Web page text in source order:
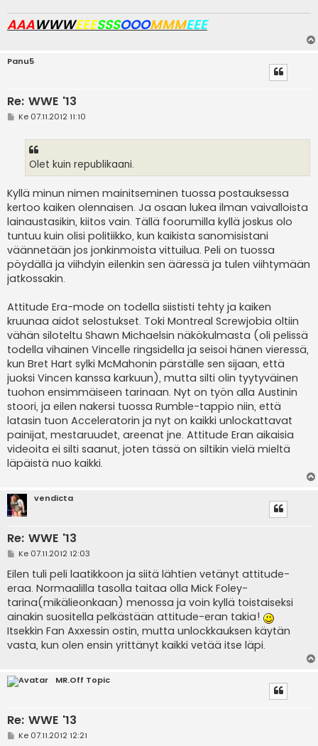
AAAWWWEEESSSOOOMMMEEE
Panu5
Re: WWE '13
VKe 07.11.2012 11:10
Olet kuin republikaani.
Kyllä minun nimen mainitseminen tuossa postauksessa
kertoo kaiken olennaisen. Ja osaan lukea ilman vaivalloista
lainaustasikin, kiitos vain. Tällä foorumilla kyllä joskus olo
tuntuu kuin olisi politiikko, kun kaikista sanomisistani
väännetään jos jonkinmoista vittuilua. Peli on tuossa
pöydällä ja viihdyin eilenkin sen ääressä ja tulen viihtymään
jatkossakin.
Attitude Era-mode on todella siististi tehty ja kaiken
kruunaa aidot selostukset. Toki Montreal Screwjobia oltiin
vähän siloteltu Shawn Michaelsin näkökulmasta (oli pelissä
todella vihainen Vincelle ringsidella ja seisoi hänen vieressä,
kun Bret Hart sylki McMahonin pärställe sen sijaan, että
juoksi Vincen kanssa karkuun), mutta silti olin tyytyväinen
tuohon ensimmäiseen tarinaan. Nyt on työn alla Austinin
stoori, ja eilen nakersi tuossa Rumble-tappio niin, että
latasin tuon Acceleratorin ja nyt on kaikki unlockattavat
painijat, mestaruudet, areenat jne. Attitude Eran aikaisia
videoita ei silti saanut, joten tässä on siltikin vielä mieltä
läpäistä nuo kaikki.
vendicta
Re: WWE '13
V
e
s
t
i
Ke 07.11.2012 12:03
Eilen tuli peli laatikkoon ja siitä lähtien vetänyt attitude-
eraa. Normaalilla tasolla taitaa olla Mick Foley-
tarina(mikälieonkaan) menossa ja voin kyllä toistaiseksi
ainakin suositella pelkästään attitude-eran takia!
Itsekkin Fan Axxessin ostin, mutta unlockkauksen käytän
vasta, kun olen ensin yrittänyt kaikki vetää itse läpi.
MR.Off Topic
Re: WWE '13
VKe 07.11.2012 12:21